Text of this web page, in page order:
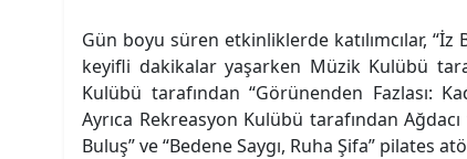
Gün boyu süren etkinliklerde katılımcılar, “İz
keyifli dakikalar yaşarken Müzik Kulübü
Kulübü tarafından “Görünenden Fazlası:
Ayrıca Rekreasyon Kulübü tarafından
Buluş” ve “Bedene Saygı, Ruha Şifa” pilates